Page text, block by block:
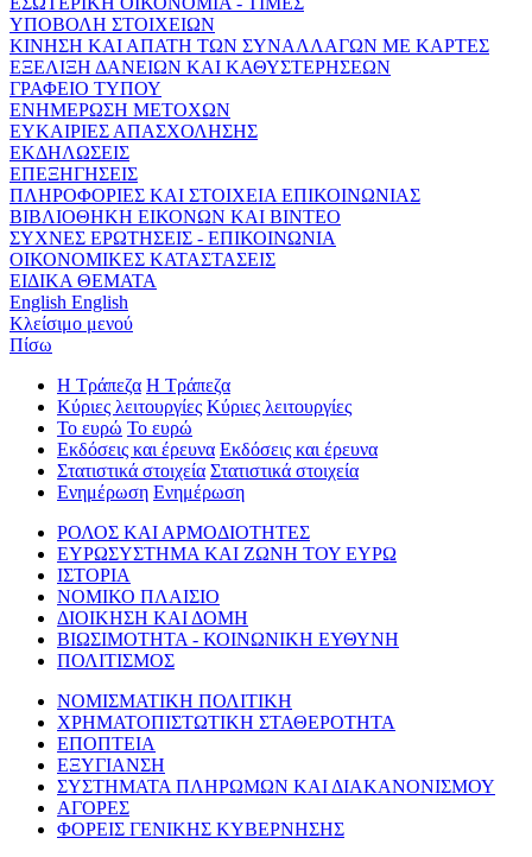
ΥΠΟΒΟΛΗ ΣΤΟΙΧΕΙΩΝ
ΚΙΝΗΣΗ ΚΑΙ ΑΠΑΤΗ ΤΩΝ ΣΥΝΑΛΛΑΓΩΝ ΜΕ ΚΑΡΤΕΣ
ΕΞΕΛΙΞΗ ΔΑΝΕΙΩΝ ΚΑΙ ΚΑΘΥΣΤΕΡΗΣΕΩΝ
ΓΡΑΦΕΙΟ ΤΥΠΟΥ
ΕΝΗΜΕΡΩΣΗ ΜΕΤΟΧΩΝ
ΕΥΚΑΙΡΙΕΣ ΑΠΑΣΧΟΛΗΣΗΣ
ΕΚΔΗΛΩΣΕΙΣ
ΕΠΕΞΗΓΗΣΕΙΣ
ΠΛΗΡΟΦΟΡΙΕΣ ΚΑΙ ΣΤΟΙΧΕΙΑ ΕΠΙΚΟΙΝΩΝΙΑΣ
ΒΙΒΛΙΟΘΗΚΗ ΕΙΚΟΝΩΝ ΚΑΙ ΒΙΝΤΕΟ
ΣΥΧΝΕΣ ΕΡΩΤΗΣΕΙΣ - ΕΠΙΚΟΙΝΩΝΙΑ
ΟΙΚΟΝΟΜΙΚΕΣ ΚΑΤΑΣΤΑΣΕΙΣ
ΕΙΔΙΚΑ ΘΕΜΑΤΑ
English English
Κλείσιμο μενού
Πίσω
Η Τράπεζα Η Τράπεζα
Κύριες λειτουργίες Κύριες λειτουργίες
Το ευρώ Το ευρώ
Εκδόσεις και έρευνα Εκδόσεις και έρευνα
Στατιστικά στοιχεία Στατιστικά στοιχεία
Ενημέρωση Ενημέρωση
ΡΟΛΟΣ ΚΑΙ ΑΡΜΟΔΙΟΤΗΤΕΣ
ΕΥΡΩΣΥΣΤΗΜΑ ΚΑΙ ΖΩΝΗ ΤΟΥ ΕΥΡΩ
ΙΣΤΟΡΙΑ
ΝΟΜΙΚΟ ΠΛΑΙΣΙΟ
ΔΙΟΙΚΗΣΗ ΚΑΙ ΔΟΜΗ
ΒΙΩΣΙΜΟΤΗΤΑ - ΚΟΙΝΩΝΙΚΗ ΕΥΘΥΝΗ
ΠΟΛΙΤΙΣΜΟΣ
ΝΟΜΙΣΜΑΤΙΚΗ ΠΟΛΙΤΙΚΗ
ΧΡΗΜΑΤΟΠΙΣΤΩΤΙΚΗ ΣΤΑΘΕΡΟΤΗΤΑ
ΕΠΟΠΤΕΙΑ
ΕΞΥΓΙΑΝΣΗ
ΣΥΣΤΗΜΑΤΑ ΠΛΗΡΩΜΩΝ ΚΑΙ ΔΙΑΚΑΝΟΝΙΣΜΟΥ
ΑΓΟΡΕΣ
ΦΟΡΕΙΣ ΓΕΝΙΚΗΣ ΚΥΒΕΡΝΗΣΗΣ